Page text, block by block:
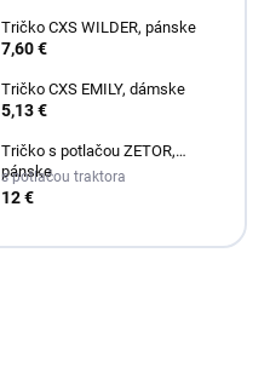
Tričko CXS WILDER, pánske
7,60 €
Tričko CXS EMILY, dámske
5,13 €
Tričko s potlačou ZETOR,
pánske
s potlačou traktora
12 €